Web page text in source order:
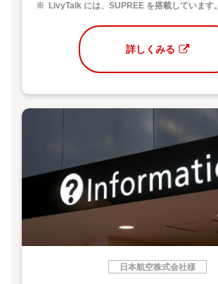
LivyTalk には、SUPREE を搭載しています。
詳しくみる
日本航空株式会社様